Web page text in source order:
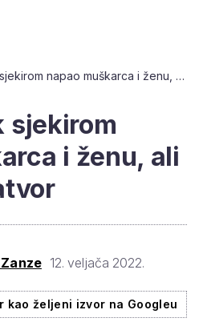
Umirovljenik sjekirom napao muškarca i ženu, ali neće ići u zatvor
sjekirom
i ženu, ali
12. veljača 2022.
kao željeni izvor na Googleu